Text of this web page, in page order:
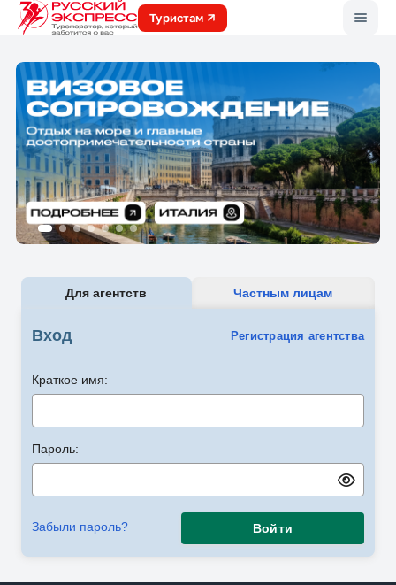
Туристам
Для агентств Частным лицам
Вход Регистрация агентства
Краткое имя:
Пароль:
Забыли пароль? Войти